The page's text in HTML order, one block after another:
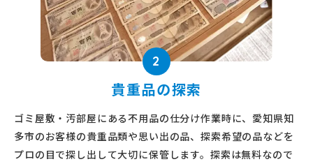
2
貴重品の探索
ゴミ屋敷・汚部屋にある不用品の仕分け作業時に、愛知県知
多市のお客様の貴重品類や思い出の品、探索希望の品などを
プロの目で探し出して大切に保管します。探索は無料なので